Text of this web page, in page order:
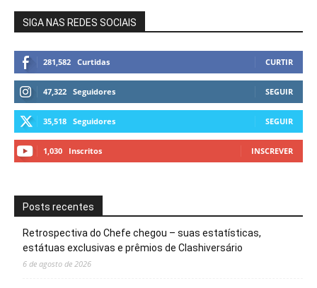
SIGA NAS REDES SOCIAIS
281,582 Curtidas CURTIR
47,322 Seguidores SEGUIR
35,518 Seguidores SEGUIR
1,030 Inscritos INSCREVER
Posts recentes
Retrospectiva do Chefe chegou – suas estatísticas,
estátuas exclusivas e prêmios de Clashiversário
6 de agosto de 2026